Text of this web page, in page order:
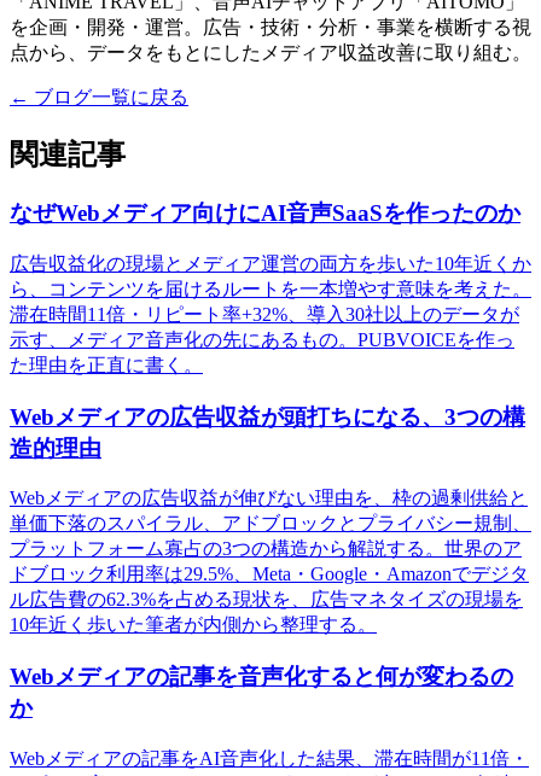
を企画・開発・運営。広告・技術・分析・事業を横断する視
点から、データをもとにしたメディア収益改善に取り組む。
← ブログ一覧に戻る
関連記事
なぜWebメディア向けにAI音声SaaSを作ったのか
広告収益化の現場とメディア運営の両方を歩いた10年近くか
ら、コンテンツを届けるルートを一本増やす意味を考えた。
滞在時間11倍・リピート率+32%、導入30社以上のデータが
示す、メディア音声化の先にあるもの。PUBVOICEを作っ
た理由を正直に書く。
Webメディアの広告収益が頭打ちになる、3つの構
造的理由
Webメディアの広告収益が伸びない理由を、枠の過剰供給と
単価下落のスパイラル、アドブロックとプライバシー規制、
プラットフォーム寡占の3つの構造から解説する。世界のア
ドブロック利用率は29.5%、Meta・Google・Amazonでデジタ
ル広告費の62.3%を占める現状を、広告マネタイズの現場を
10年近く歩いた筆者が内側から整理する。
Webメディアの記事を音声化すると何が変わるの
か
Webメディアの記事をAI音声化した結果、滞在時間が11倍・